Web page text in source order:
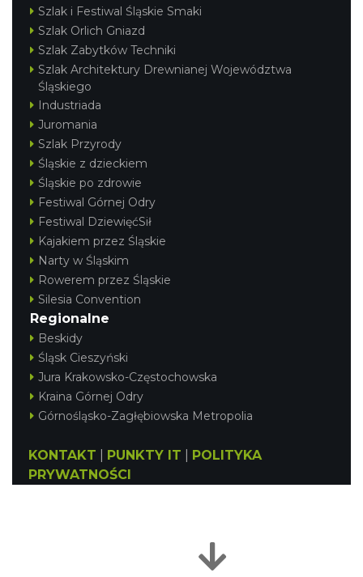
Szlak i Festiwal Śląskie Smaki
Szlak Orlich Gniazd
Szlak Zabytków Techniki
Szlak Architektury Drewnianej Województwa
Śląskiego
Industriada
Juromania
Szlak Przyrody
Śląskie z dzieckiem
Śląskie po zdrowie
Festiwal Górnej Odry
Festiwal DziewięćSił
Kajakiem przez Śląskie
Narty w Śląskim
Rowerem przez Śląskie
Silesia Convention
Regionalne
Beskidy
Śląsk Cieszyński
Jura Krakowsko-Częstochowska
Kraina Górnej Odry
Górnośląsko-Zagłębiowska Metropolia
KONTAKT PUNKTY IT
POLITYKA
PRYWATNOŚCI